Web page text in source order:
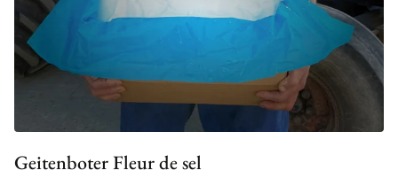
Geitenboter Fleur de sel